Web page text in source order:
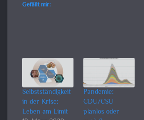
Gefällt mir:
Selbstständigkeit
in der Krise:
Leben am Limit
Pandemie:
CDU/CSU
planlos oder